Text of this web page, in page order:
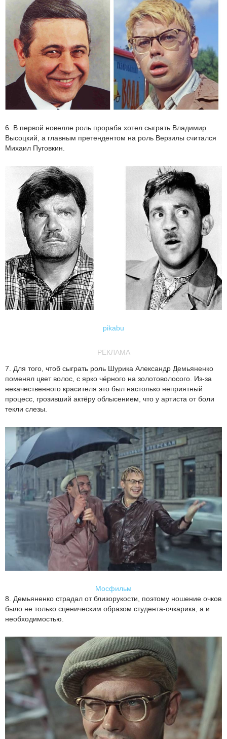
6. В первой новелле роль прораба хотел сыграть Владимир
Высоцкий, а главным претендентом на роль Верзилы считался
Михаил Пуговкин.
pikabu
РЕКЛАМА
7. Для того, чтоб сыграть роль Шурика Александр Демьяненко
поменял цвет волос, с ярко чёрного на золотоволосого. Из-за
некачественного красителя это был настолько неприятный
процесс, грозивший актёру облысением, что у артиста от боли
текли слезы.
Мосфильм
8. Демьяненко страдал от близорукости, поэтому ношение очков
было не только сценическим образом студента-очкарика, а и
необходимостью.